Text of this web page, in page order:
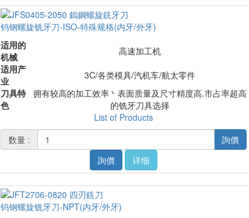
钨钢螺旋铣牙刀-ISO-特殊规格(内牙/外牙)
适用的
机械
高速加工机
适用产
业
3C/各类模具/汽机车/航太零件
刀具特
色
拥有较高的加工效率丶表面质量及尺寸精度高.市占率超高
的铣牙刀具选择
List of Products
数量 :
詢價
詢價
详细
钨钢螺旋铣牙刀-NPT(内牙/外牙)